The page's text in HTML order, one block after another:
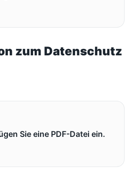
zum Datenschutz
Sie eine PDF-Datei ein.